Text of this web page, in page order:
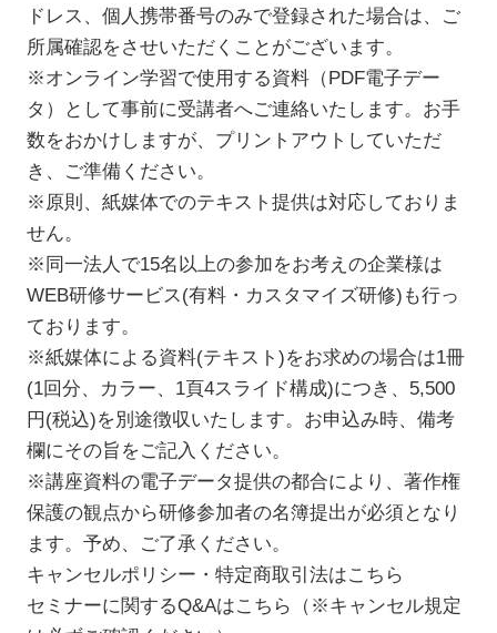
ドレス、個人携帯番号のみで登録された場合は、ご
所属確認をさせいただくことがございます。
※オンライン学習で使用する資料（PDF電子デー
タ）として事前に受講者へご連絡いたします。お手
数をおかけしますが、プリントアウトしていただ
き、ご準備ください。
※原則、紙媒体でのテキスト提供は対応しておりま
せん。
※同一法人で15名以上の参加をお考えの企業様は
WEB研修サービス(有料・カスタマイズ研修)も行っ
ております。
※紙媒体による資料(テキスト)をお求めの場合は1冊
(1回分、カラー、1頁4スライド構成)につき、5,500
円(税込)を別途徴収いたします。お申込み時、備考
欄にその旨をご記入ください。
※講座資料の電子データ提供の都合により、著作権
保護の観点から研修参加者の名簿提出が必須となり
ます。予め、ご了承ください。
キャンセルポリシー・特定商取引法はこちら
セミナーに関するQ&Aはこちら（※キャンセル規定